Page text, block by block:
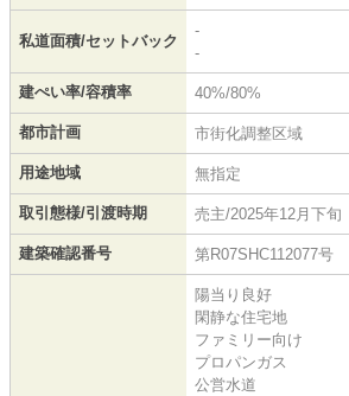
私道面積/セットバック
-
-
建ぺい率/容積率 40%/80%
都市計画 市街化調整区域
用途地域 無指定
取引態様/引渡時期 売主/2025年12月下旬
建築確認番号 第R07SHC112077号
陽当り良好
閑静な住宅地
ファミリー向け
プロパンガス
公営水道